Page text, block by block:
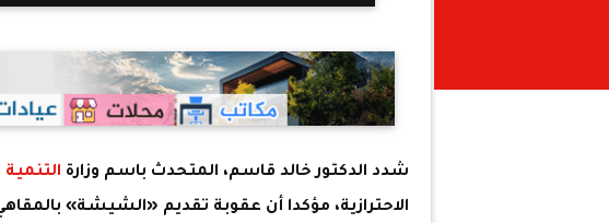
شدد الدكتور خالد قاسم، المتحدث باسم وزارة
الاحترازية، مؤكدا أن عقوبة تقديم «الشيشة»